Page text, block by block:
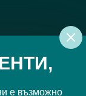
е възможно